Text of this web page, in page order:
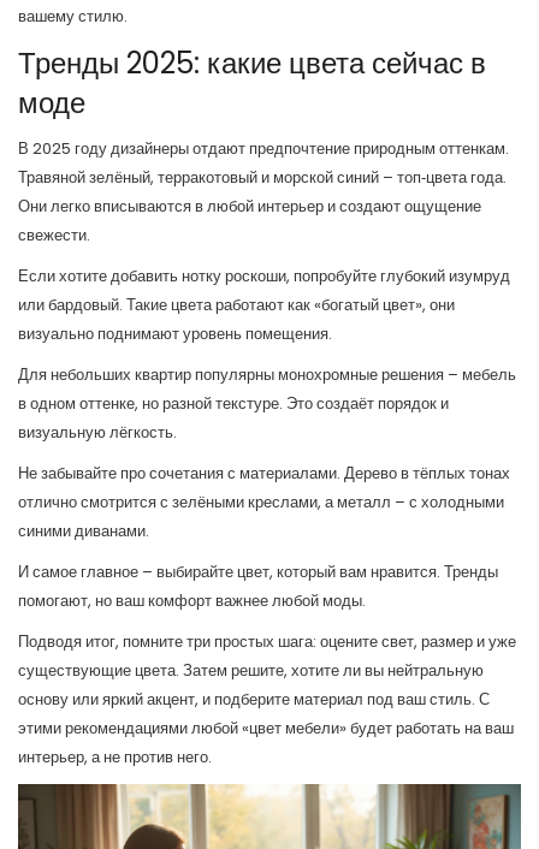
вашему стилю.
Тренды 2025: какие цвета сейчас в
моде
В 2025 году дизайнеры отдают предпочтение природным оттенкам.
Травяной зелёный, терракотовый и морской синий – топ‑цвета года.
Они легко вписываются в любой интерьер и создают ощущение
свежести.
Если хотите добавить нотку роскоши, попробуйте глубокий изумруд
или бардовый. Такие цвета работают как «богатый цвет», они
визуально поднимают уровень помещения.
Для небольших квартир популярны монохромные решения – мебель
в одном оттенке, но разной текстуре. Это создаёт порядок и
визуальную лёгкость.
Не забывайте про сочетания с материалами. Дерево в тёплых тонах
отлично смотрится с зелёными креслами, а металл – с холодными
синими диванами.
И самое главное – выбирайте цвет, который вам нравится. Тренды
помогают, но ваш комфорт важнее любой моды.
Подводя итог, помните три простых шага: оцените свет, размер и уже
существующие цвета. Затем решите, хотите ли вы нейтральную
основу или яркий акцент, и подберите материал под ваш стиль. С
этими рекомендациями любой «цвет мебели» будет работать на ваш
интерьер, а не против него.